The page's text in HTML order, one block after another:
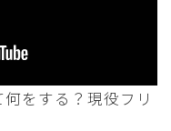
何をする？現役フリ